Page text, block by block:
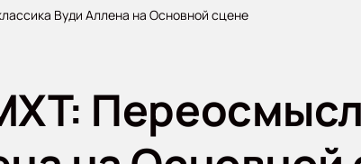
Вуди Аллена на Основной сцене